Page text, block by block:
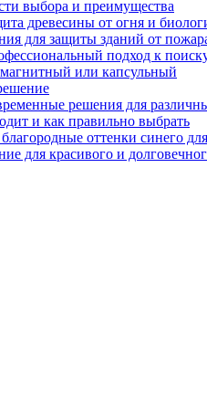
выбора и преимущества
древесины от огня и
для защиты зданий от
подход к
или капсульный
решения для
и как правильно выбрать
оттенки синего
для красивого и